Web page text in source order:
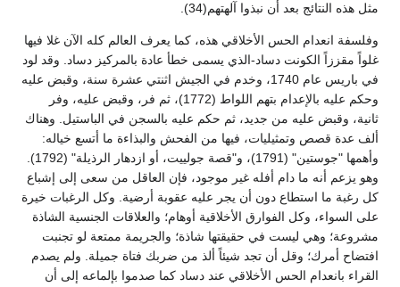
مثل هذه النتائج بعد أن نبذوا آلهتهم(34).
وفلسفة انعدام الحس الأخلاقي هذه، كما يعرف العالم كله الآن غلا فيها
غلواً مقززاً الكونت دساد-الذي يسمى خطأ عادة بالمركيز دساد. وقد لود
في باريس عام 1740، وخدم في الجيش اثنتي عشرة سنة، وقبض عليه
وحكم عليه بالإعدام بتهم اللواط (1772)، ثم فر، وقبض عليه، وفر
ثانية، وقبض عليه من جديد، ثم حكم عليه بالسجن في الباستيل. وهناك
ألف عدة قصص وتمثيليات، فيها من الفحش والبذاءة ما أتسع خياله:
وأهمها "جوستين" (1791)، و"قصة جولييت، أو ازدهار الرذيلة" (1792).
وهو يزعم أنه ما دام أفله غير موجود، فإن العاقل من سعى إلى إشباع
كل رغبة ما استطاع دون أن يجر عليه عقوبة أرضية. وكل الرغبات خيرة
على السواء، وكل الفوارق الأخلاقية أوهام؛ والعلاقات الجنسية الشاذة
مشروعة؛ وهي ليست في حقيقتها شاذة؛ والجريمة ممتعة لو تجنبت
افتضاح أمرك؛ وقل أن تجد شيئاً ألذ من ضربك فتاة جميلة. ولم يصدم
القراء بانعدام الحس الأخلاقي عند دساد كما صدموا بإلماعه إلى أن